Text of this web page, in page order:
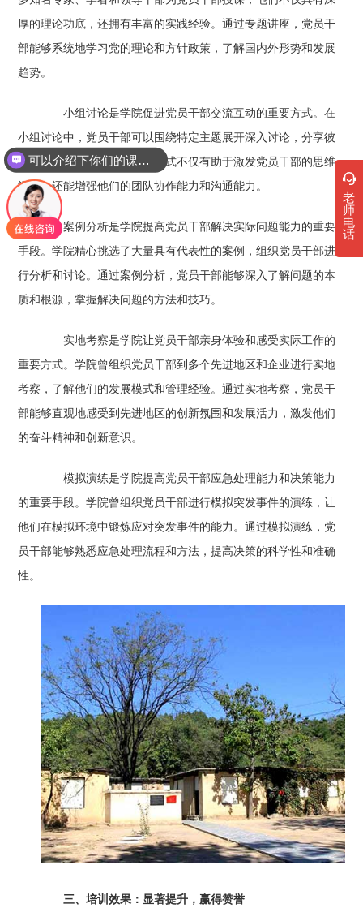
厚的理论功底，还拥有丰富的实践经验。通过专题讲座，党员干
部能够系统地学习党的理论和方针政策，了解国内外形势和发展
趋势。
小组讨论是学院促进党员干部交流互动的重要方式。在
小组讨论中，党员干部可以围绕特定主题展开深入讨论，分享彼
此的经验和看法。这种培训方式不仅有助于激发党员干部的思维
活力，还能增强他们的团队协作能力和沟通能力。
案例分析是学院提高党员干部解决实际问题能力的重要
手段。学院精心挑选了大量具有代表性的案例，组织党员干部进
行分析和讨论。通过案例分析，党员干部能够深入了解问题的本
质和根源，掌握解决问题的方法和技巧。
实地考察是学院让党员干部亲身体验和感受实际工作的
重要方式。学院曾组织党员干部到多个先进地区和企业进行实地
考察，了解他们的发展模式和管理经验。通过实地考察，党员干
部能够直观地感受到先进地区的创新氛围和发展活力，激发他们
的奋斗精神和创新意识。
模拟演练是学院提高党员干部应急处理能力和决策能力
的重要手段。学院曾组织党员干部进行模拟突发事件的演练，让
他们在模拟环境中锻炼应对突发事件的能力。通过模拟演练，党
员干部能够熟悉应急处理流程和方法，提高决策的科学性和准确
性。
三、培训效果：显著提升，赢得赞誉
老
师
电
话
你们是怎么收费的呢